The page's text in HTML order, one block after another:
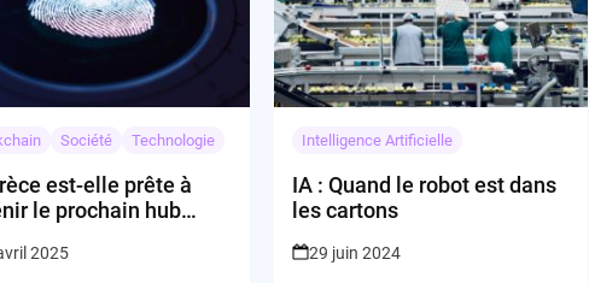
Société Technologie
est-elle prête à
le prochain hub
à Kyriakos
2025
Intelligence Artificielle
IA : Quand le robot est dans
les cartons
29 juin 2024